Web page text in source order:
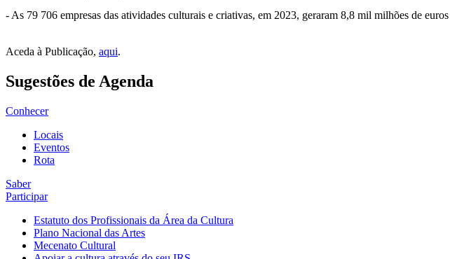
- As 79 706 empresas das atividades culturais e criativas, em 2023, geraram 8,8 mil milhões de
Aceda à Publicação, aqui.
Sugestões de Agenda
Conhecer
Locais
Eventos
Rota
Saber
Participar
Estatuto dos Profissionais da Área da Cultura
Plano Nacional das Artes
Mecenato Cultural